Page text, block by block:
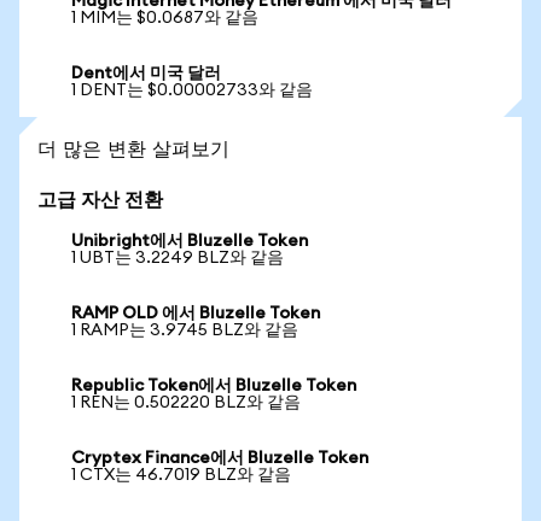
1 MIM는 $0.0687와 같음
Dent에서 미국 달러
1 DENT는 $0.00002733와 같음
더 많은 변환 살펴보기
고급 자산 전환
Unibright에서 Bluzelle Token
1 UBT는 3.2249 BLZ와 같음
RAMP OLD 에서 Bluzelle Token
1 RAMP는 3.9745 BLZ와 같음
Republic Token에서 Bluzelle Token
1 REN는 0.502220 BLZ와 같음
Cryptex Finance에서 Bluzelle Token
1 CTX는 46.7019 BLZ와 같음